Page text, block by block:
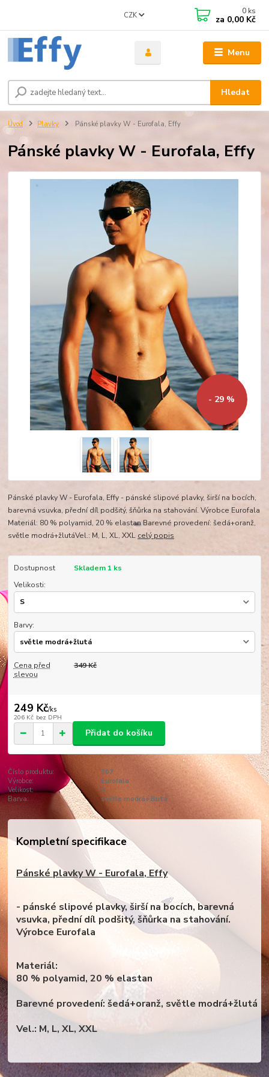
Menu
CZK
Hledat
0 ks
za 0,00 Kč
Úvod Plavky Pánské plavky W - Eurofala, Effy
Pánské plavky W - Eurofala, Effy
- 29 %
Pánské plavky W - Eurofala, Effy - pánské slipové plavky, širší na bocích,
barevná vsuvka, přední díl podšitý, šňůrka na stahování. Výrobce Eurofala
Materiál: 80 % polyamid, 20 % elastan Barevné provedení: šedá+oranž,
světle modrá+žlutáVel.: M, L, XL, XXL celý popis
Dostupnost
Skladem 1 ks
Velikosti:
Barvy:
Cena před
slevou
349 Kč
249 Kč/ks
206 Kč bez DPH
Přidat do košíku
Číslo produktu:
307
Výrobce:
Eurofala
Velikost:
S
Barva:
světle modrá+žlutá
Kompletní specifikace
Pánské plavky W - Eurofala, Effy
- pánské slipové plavky, širší na bocích, barevná
vsuvka, přední díl podšitý, šňůrka na stahování.
Výrobce Eurofala
Materiál:
80 % polyamid, 20 % elastan
Barevné provedení: šedá+oranž, světle modrá+žlutá
Vel.: M, L, XL, XXL